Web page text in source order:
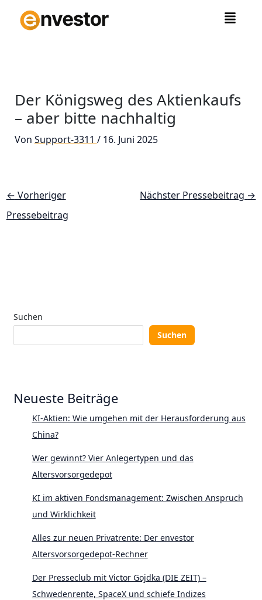
Inhalt
springen
Der Königsweg des Aktienkaufs
– aber bitte nachhaltig
Von Support-3311 / 16. Juni 2025
← Vorheriger
Pressebeitrag
Nächster Pressebeitrag →
Suchen
Suchen
Neueste Beiträge
KI-Aktien: Wie umgehen mit der Herausforderung aus
China?
Wer gewinnt? Vier Anlegertypen und das
Altersvorsorgedepot
KI im aktiven Fondsmanagement: Zwischen Anspruch
und Wirklichkeit
Alles zur neuen Privatrente: Der envestor
Altersvorsorgedepot-Rechner
Der Presseclub mit Victor Gojdka (DIE ZEIT) –
Schwedenrente, SpaceX und schiefe Indizes